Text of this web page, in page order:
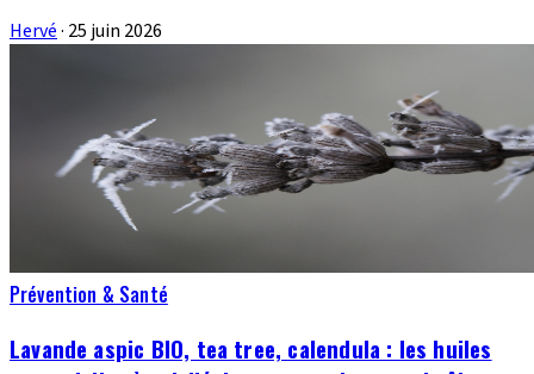
Hervé· 25 juin 2026
Prévention & Santé
Lavande aspic BIO, tea tree, calendula : les huiles